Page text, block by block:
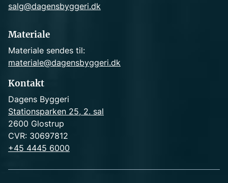
salg@dagensbyggeri.dk
Materiale
Materiale sendes til:
materiale@dagensbyggeri.dk
Kontakt
Dagens Byggeri
Stationsparken 25, 2. sal
2600 Glostrup
CVR: 30697812
+45 4445 6000